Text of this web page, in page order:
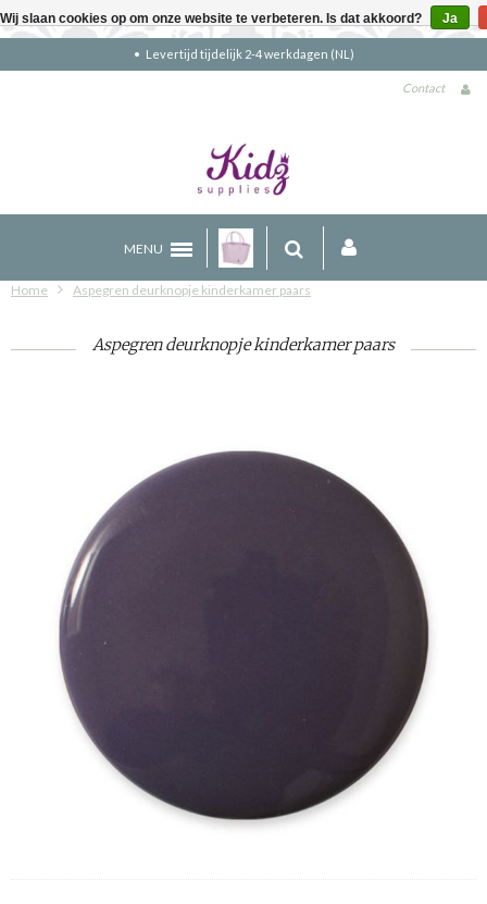
Gratis verzending boven €90 (NL)
Contact
MENU
Home Aspegren deurknopje kinderkamer paars
Aspegren deurknopje kinderkamer paars
Wij slaan cookies op om onze website te verbeteren. Is dat akkoord? Ja